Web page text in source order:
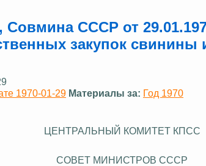
СССР от
закупок свинины
1970-01-29 Материалы за: Год 1970
ЦЕНТРАЛЬНЫЙ КОМИТЕТ КПСС
СОВЕТ МИНИСТРОВ СССР